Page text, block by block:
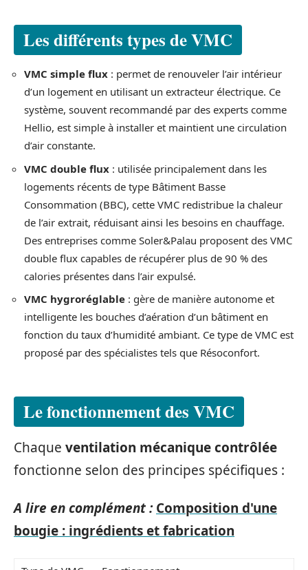
Les différents types de VMC
VMC simple flux : permet de renouveler l’air intérieur
d’un logement en utilisant un extracteur électrique. Ce
système, souvent recommandé par des experts comme
Hellio, est simple à installer et maintient une circulation
d’air constante.
VMC double flux : utilisée principalement dans les
logements récents de type Bâtiment Basse
Consommation (BBC), cette VMC redistribue la chaleur
de l’air extrait, réduisant ainsi les besoins en chauffage.
Des entreprises comme Soler&Palau proposent des VMC
double flux capables de récupérer plus de 90 % des
calories présentes dans l’air expulsé.
VMC hygroréglable : gère de manière autonome et
intelligente les bouches d’aération d’un bâtiment en
fonction du taux d’humidité ambiant. Ce type de VMC est
proposé par des spécialistes tels que Résoconfort.
Le fonctionnement des VMC
Chaque ventilation mécanique contrôlée
fonctionne selon des principes spécifiques :
A lire en complément : Composition d'une
bougie : ingrédients et fabrication